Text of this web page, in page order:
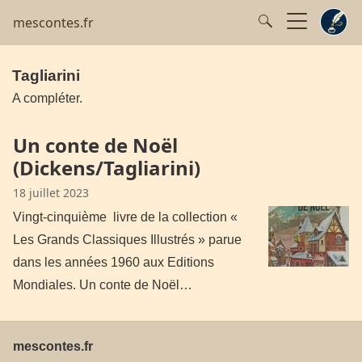
mescontes.fr
Tagliarini
A compléter.
Un conte de Noël
(Dickens/Tagliarini)
18 juillet 2023
Vingt-cinquième livre de la collection «
Les Grands Classiques Illustrés » parue
dans les années 1960 aux Editions
Mondiales. Un conte de Noël…
mescontes.fr